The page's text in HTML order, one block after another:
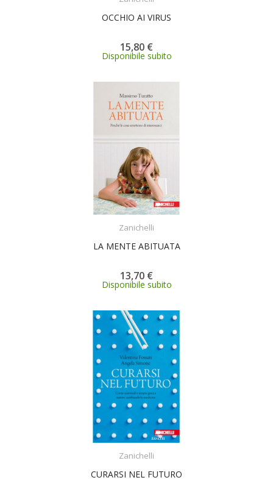
OCCHIO AI VIRUS
15,80 €
Disponibile subito
Zanichelli
LA MENTE ABITUATA
13,70 €
Disponibile subito
Zanichelli
CURARSI NEL FUTURO